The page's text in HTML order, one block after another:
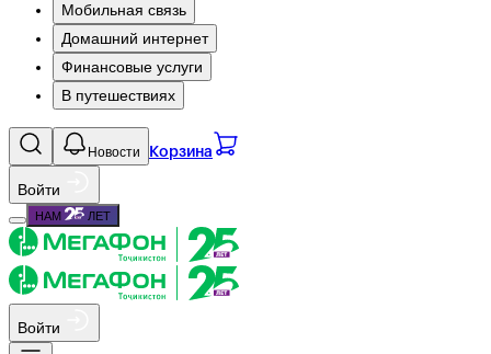
Мобильная связь
Домашний интернет
Финансовые услуги
В путешествиях
Новости Корзина
Войти
НАМ ЛЕТ
Войти